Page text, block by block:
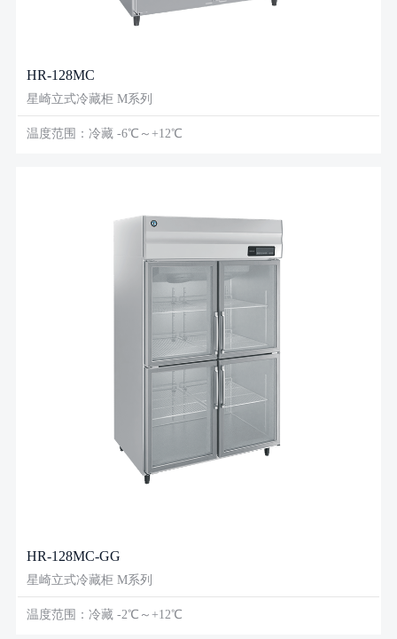
HR-128MC
星崎立式冷藏柜 M系列
温度范围：冷藏 -6℃～+12℃
HR-128MC-GG
星崎立式冷藏柜 M系列
温度范围：冷藏 -2℃～+12℃